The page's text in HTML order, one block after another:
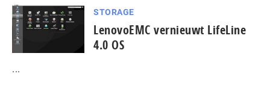
STORAGE
LenovoEMC vernieuwt LifeLine
4.0 OS
...